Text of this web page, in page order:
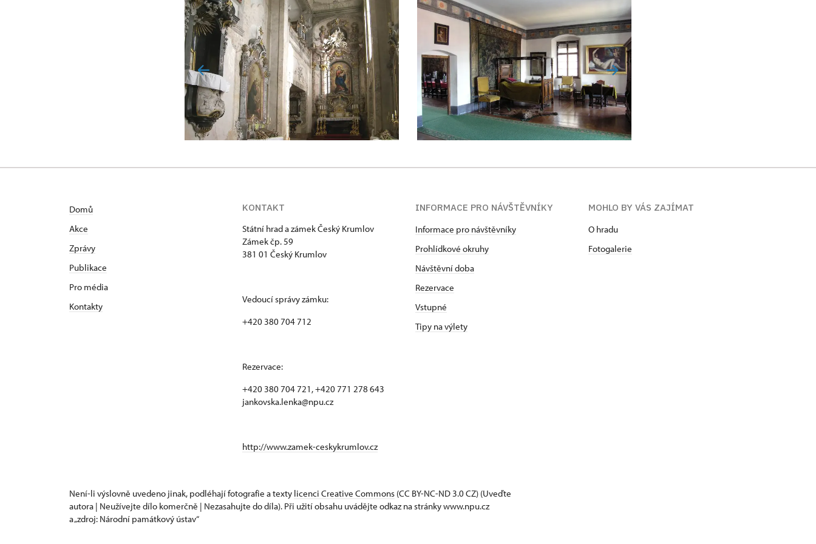
Domů
Akce
Zprávy
Publikace
Pro média
Kontakty
KONTAKT
Státní hrad a zámek Český Krumlov
Zámek čp. 59
381 01 Český Krumlov
Vedoucí správy zámku:
+420 380 704 712
Rezervace:
+420 380 704 721, +420 771 278 643
jankovska.lenka@npu.cz
http://www.zamek-ceskykrumlov.cz
INFORMACE PRO NÁVŠTĚVNÍKY
Informace pro návštěvníky
Prohlídkové okruhy
Návštěvní doba
Rezervace
Vstupné
Tipy na výlety
MOHLO BY VÁS ZAJÍMAT
O hradu
Fotogalerie
Není-li výslovně uvedeno jinak, podléhají fotografie a texty licenci Creative Commons (CC BY-NC-ND 3.0 CZ) (Uveďte
autora | Neužívejte dílo komerčně | Nezasahujte do díla). Při užití obsahu uvádějte odkaz na stránky www.npu.cz
a „zdroj: Národní památkový ústav“